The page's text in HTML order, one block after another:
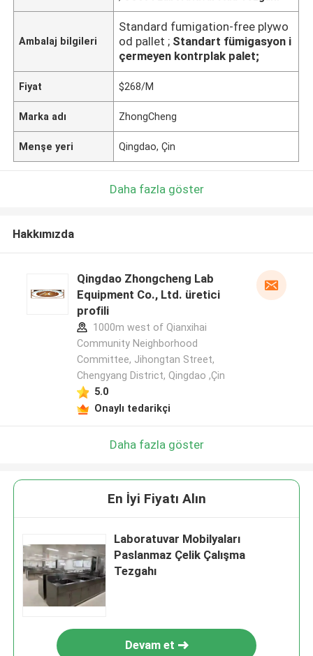
Ambalaj bilgileri
Standard fumigation-free plywo
od pallet ; Standart fümigasyon i
çermeyen kontrplak palet;
Fiyat $268/M
Marka adı ZhongCheng
Menşe yeri Qingdao, Çin
Daha fazla göster
Hakkımızda
Qingdao Zhongcheng Lab
Equipment Co., Ltd. üretici
profili
1000m west of Qianxihai
Community Neighborhood
Committee, Jihongtan Street,
Chengyang District, Qingdao ,Çin
5.0
Onaylı tedarikçi
Daha fazla göster
En İyi Fiyatı Alın
Laboratuvar Mobilyaları
Paslanmaz Çelik Çalışma
Tezgahı
Devam et